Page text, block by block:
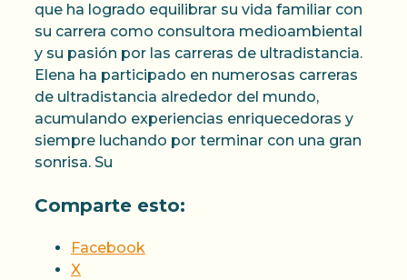
que ha logrado equilibrar su vida familiar con
su carrera como consultora medioambiental
y su pasión por las carreras de ultradistancia.
Elena ha participado en numerosas carreras
de ultradistancia alrededor del mundo,
acumulando experiencias enriquecedoras y
siempre luchando por terminar con una gran
sonrisa. Su
Comparte esto:
Facebook
X